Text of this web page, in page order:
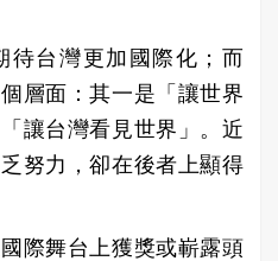
待台灣更加國際化；而
層面：其一是「讓世界
讓台灣看見世界」。近
努力，卻在後者上顯得
際舞台上獲獎或嶄露頭